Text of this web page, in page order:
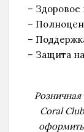
–
–
–
– Защита
Coral
оформить